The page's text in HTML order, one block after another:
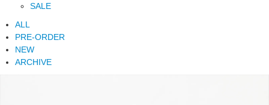
SALE
ALL
PRE-ORDER
NEW
ARCHIVE